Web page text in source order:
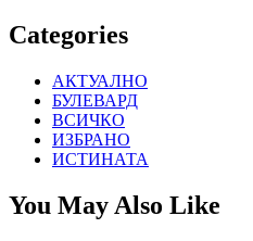
Categories
АКТУАЛНО
БУЛЕВАРД
ВСИЧКО
ИЗБРАНО
ИСТИНАТА
You May Also Like